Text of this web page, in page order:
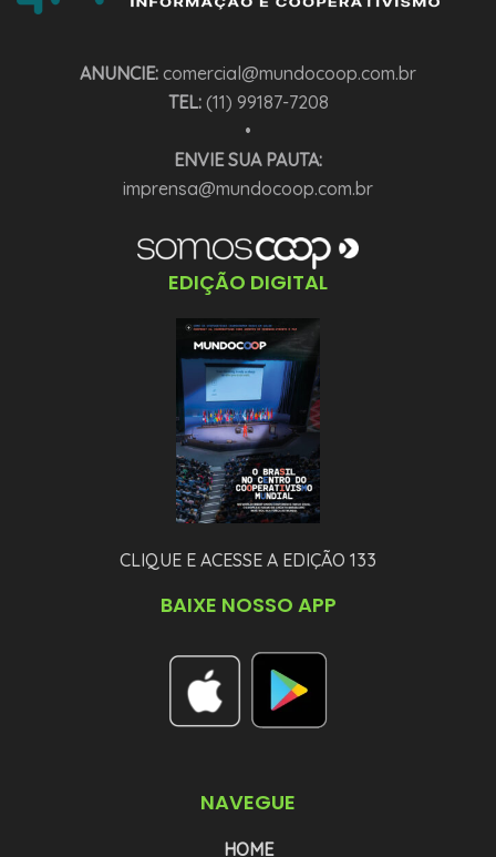
ANUNCIE: comercial@mundocoop.com.br
TEL:(11) 99187-7208
•
ENVIE SUA PAUTA:
imprensa@mundocoop.com.br
EDIÇÃO DIGITAL
CLIQUE E ACESSE A EDIÇÃO 133
BAIXE NOSSO APP
NAVEGUE
HOME